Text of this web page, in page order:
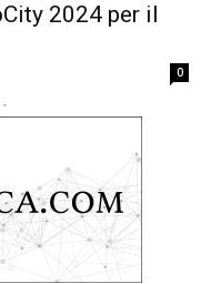
2024 per il
0
-